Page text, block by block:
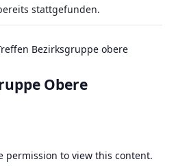
stattgefunden.
Bezirksgruppe obere
Obere
permission to view this content.